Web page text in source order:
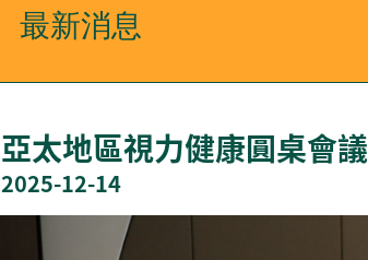
最新消息
亞太地區視力健康圓桌會議
2025-12-14